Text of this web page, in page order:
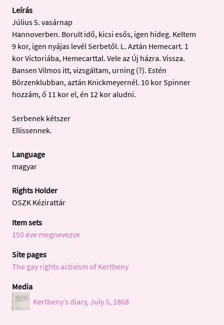
Leírás
Július 5. vasárnap
Hannoverben. Borult idő, kicsi esős, igen hideg. Keltem
9 kor, igen nyájas levél Serbetől. L. Aztán Hemecart. 1
kor Victoriába, Hemecarttal. Vele az Új házra. Vissza.
Bansen Vilmos itt, vizsgáltam, urning (?). Estén
Börzenklubban, aztán Knickmeyernél. 10 kor Spinner
hozzám, ő 11 kor el, én 12 kor aludni.
Serbenek kétszer
Ellissennek.
Language
magyar
Rights Holder
OSZK Kézirattár
Item sets
150 éve megnevezve
Site pages
The gay rights activism of Kertbeny
Media
Kertbeny’s diary, July 5, 1868